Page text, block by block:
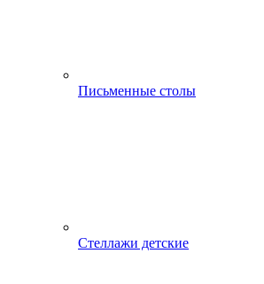
Письменные столы
Стеллажи детские